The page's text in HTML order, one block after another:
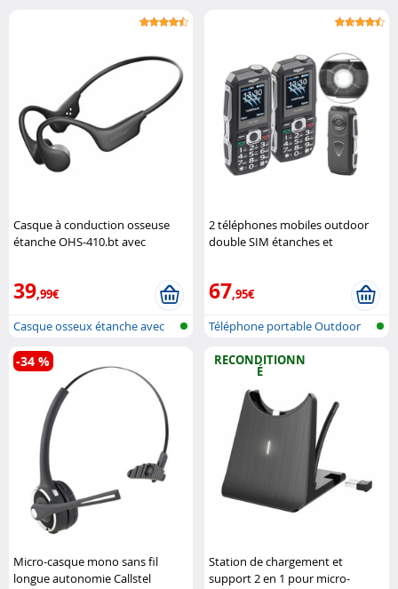
Casque à conduction osseuse
étanche OHS-410.bt avec
39,99€
Casque osseux étanche avec
bluetoot..
2 téléphones mobiles outdoor
double SIM étanches et
67,95€
Téléphone portable Outdoor
Micro-casque mono sans fil
longue autonomie Callstel
-34 % RECONDITIONN
É
Station de chargement et
support 2 en 1 pour micro-